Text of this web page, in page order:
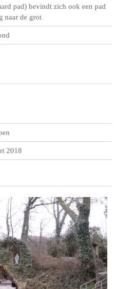
pad) bevindt zich ook een pad
naar de grot
2018